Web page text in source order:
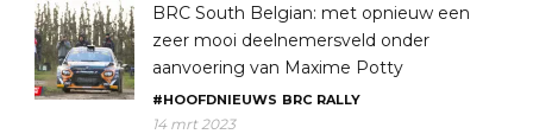
BRC South Belgian: met opnieuw een
zeer mooi deelnemersveld onder
aanvoering van Maxime Potty
#HOOFDNIEUWS BRC RALLY
14 mrt 2023